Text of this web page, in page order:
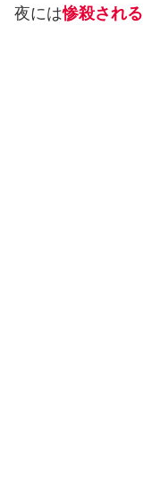
夜には惨殺される